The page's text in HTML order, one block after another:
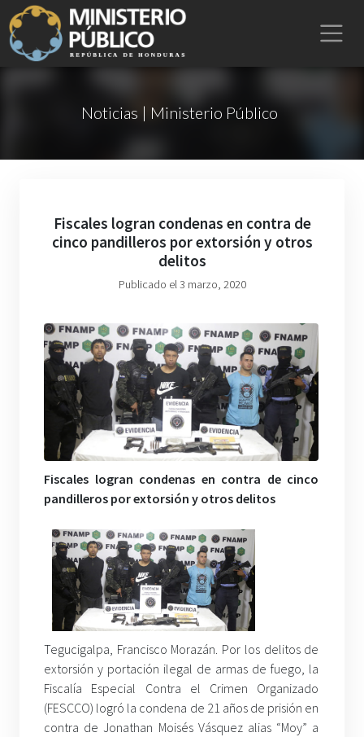
Noticias | Ministerio Público
Fiscales logran condenas en contra de
cinco pandilleros por extorsión y otros
delitos
Publicado el 3 marzo, 2020
Fiscales logran condenas en contra de cinco
pandilleros por extorsión y otros delitos
Tegucigalpa, Francisco Morazán. Por los delitos de
extorsión y portación ilegal de armas de fuego, la
Fiscalía Especial Contra el Crimen Organizado
(FESCCO) logró la condena de 21 años de prisión en
contra de Jonathan Moisés Vásquez alias “Moy” a